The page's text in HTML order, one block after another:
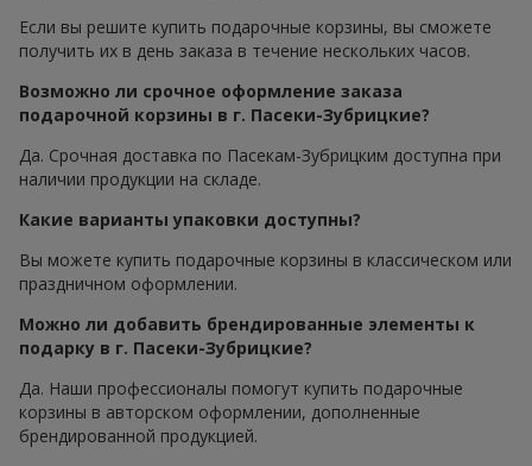
Если вы решите купить подарочные корзины, вы сможете
получить их в день заказа в течение нескольких часов.
Возможно ли срочное оформление заказа
подарочной корзины в г. Пасеки-Зубрицкие?
Да. Срочная доставка по Пасекам-Зубрицким доступна при
наличии продукции на складе.
Какие варианты упаковки доступны?
Вы можете купить подарочные корзины в классическом или
праздничном оформлении.
Можно ли добавить брендированные элементы к
подарку в г. Пасеки-Зубрицкие?
Да. Наши профессионалы помогут купить подарочные
корзины в авторском оформлении, дополненные
брендированной продукцией.